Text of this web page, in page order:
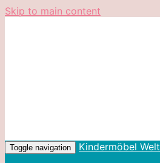
Skip to main content
Toggle navigation
Kindermöbel Welt